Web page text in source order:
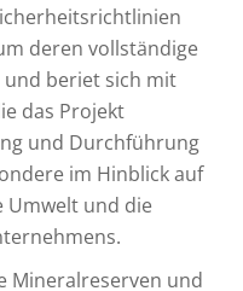
deren vollständige
und beriet sich mit
das Projekt
und Durchführung
im Hinblick auf
Umwelt und die
Mineralreserven und